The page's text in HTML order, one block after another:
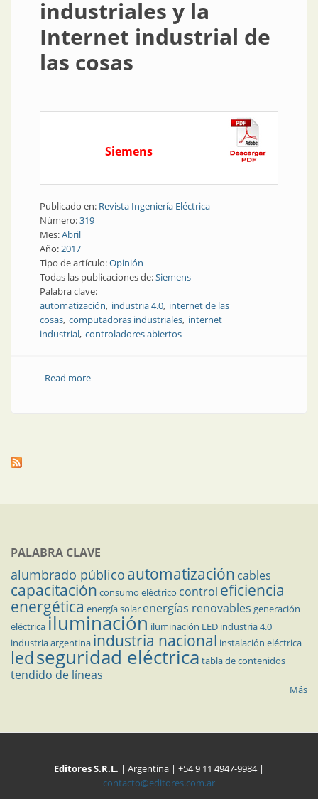
industriales y la
Internet industrial de
las cosas
Siemens
Publicado en: Revista Ingeniería Eléctrica
Número:319
Mes:Abril
Año:2017
Tipo de artículo:Opinión
Todas las publicaciones de:Siemens
Palabra clave:
automatización industria 4.0 internet de las
cosas computadoras industriales internet
industrial controladores abiertos
Read moreabout Automatización | Industria 4.0: computadoras
PALABRA CLAVE
alumbrado público automatización cables
capacitación consumo eléctrico control eficiencia
energética energía solar energías renovables generación
eléctricailuminación iluminación LED industria 4.0
industria argentina industria nacional instalación eléctrica
ledseguridad eléctrica tabla de contenidos
tendido de líneas
Más
Editores S.R.L. | Argentina | +54 9 11 4947-9984 |
contacto@editores.com.ar